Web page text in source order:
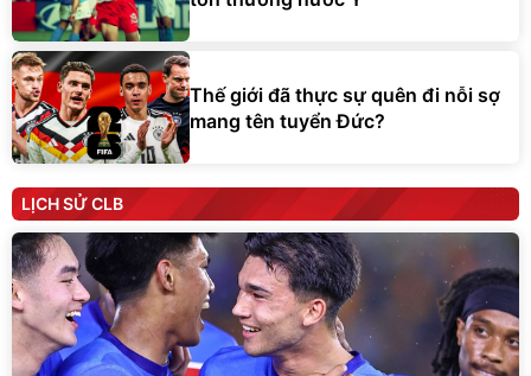
Thế giới đã thực sự quên đi nỗi sợ
mang tên tuyển Đức?
LỊCH SỬ CLB